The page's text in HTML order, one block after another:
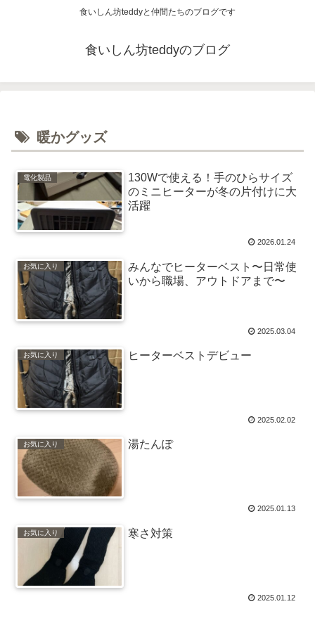
食いしん坊teddyと仲間たちのブログです
食いしん坊teddyのブログ
暖かグッズ
電化製品
130Wで使える！手のひらサイズ
のミニヒーターが冬の片付けに大
活躍
2026.01.24
お気に入り
みんなでヒーターベスト〜日常使
いから職場、アウトドアまで〜
2025.03.04
お気に入り ヒーターベストデビュー
2025.02.02
お気に入り 湯たんぽ
2025.01.13
お気に入り 寒さ対策
2025.01.12